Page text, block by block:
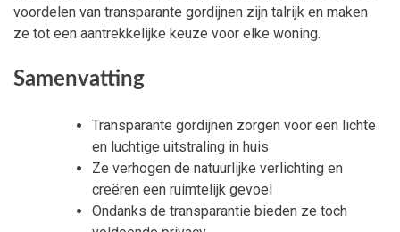
voordelen van transparante gordijnen zijn talrijk en maken
ze tot een aantrekkelijke keuze voor elke woning.
Samenvatting
Transparante gordijnen zorgen voor een lichte
en luchtige uitstraling in huis
Ze verhogen de natuurlijke verlichting en
creëren een ruimtelijk gevoel
Ondanks de transparantie bieden ze toch